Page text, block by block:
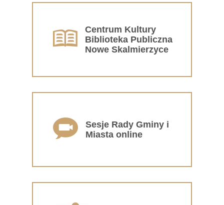
Centrum Kultury
Biblioteka Publiczna
Nowe Skalmierzyce
Sesje Rady Gminy i
Miasta online